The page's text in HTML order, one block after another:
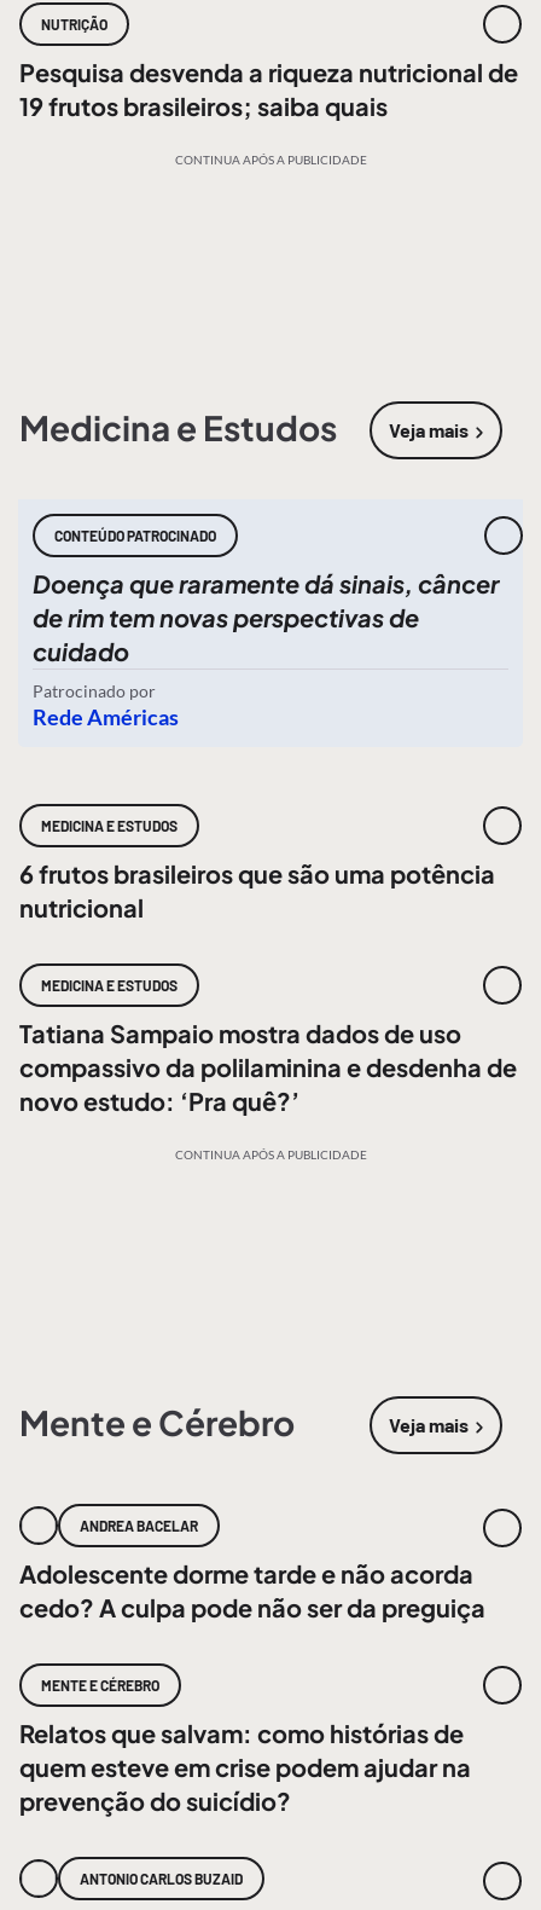
NUTRIÇÃO
Pesquisa desvenda a riqueza nutricional de
19 frutos brasileiros; saiba quais
CONTINUA APÓS A PUBLICIDADE
Medicina e Estudos Veja mais
sobre
CONTEÚDO PATROCINADO
Doença que raramente dá sinais, câncer
de rim tem novas perspectivas de
cuidado
Patrocinado por
Rede Américas
MEDICINA E ESTUDOS
6 frutos brasileiros que são uma potência
nutricional
MEDICINA E ESTUDOS
Tatiana Sampaio mostra dados de uso
compassivo da polilaminina e desdenha de
novo estudo: ‘Pra quê?’
CONTINUA APÓS A PUBLICIDADE
Mente e Cérebro Veja mais
sobre
ANDREA BACELAR
Adolescente dorme tarde e não acorda
cedo? A culpa pode não ser da preguiça
MENTE E CÉREBRO
Relatos que salvam: como histórias de
quem esteve em crise podem ajudar na
prevenção do suicídio?
ANTONIO CARLOS BUZAID